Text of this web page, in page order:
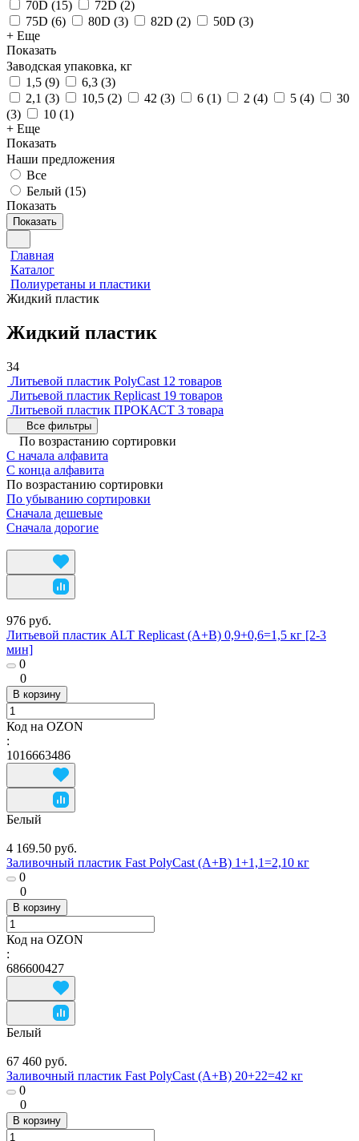
70D (15) 72D (2)
75D (6) 80D (3) 82D (2) 50D (3)
+ Еще
Показать
Заводская упаковка, кг
1,5 (9) 6,3 (3)
2,1 (3) 10,5 (2) 42 (3) 6 (1) 2 (4) 5 (4)
30
(3) 10 (1)
+ Еще
Показать
Наши предложения
Все
Белый (15)
Показать
Показать
Главная
Каталог
Полиуретаны и пластики
Жидкий пластик
Жидкий пластик
34
Литьевой пластик PolyCast 12 товаров
Литьевой пластик Replicast 19 товаров
Литьевой пластик ПРОКАСТ 3 товара
Все фильтры
По возрастанию сортировки
С начала алфавита
С конца алфавита
По возрастанию сортировки
По убыванию сортировки
Сначала дешевые
Сначала дорогие
976 руб.
Литьевой пластик ALT Replicast (А+В) 0,9+0,6=1,5 кг [2-3
мин]
0
0
В корзину
Код на OZON
:
1016663486
Белый
4 169.50 руб.
Заливочный пластик Fast PolyCast (A+B) 1+1,1=2,10 кг
0
0
В корзину
Код на OZON
:
686600427
Белый
67 460 руб.
Заливочный пластик Fast PolyCast (A+B) 20+22=42 кг
0
0
В корзину